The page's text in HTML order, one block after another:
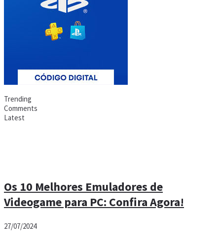
Trending
Comments
Latest
Os 10 Melhores Emuladores de
Videogame para PC: Confira Agora!
27/07/2024